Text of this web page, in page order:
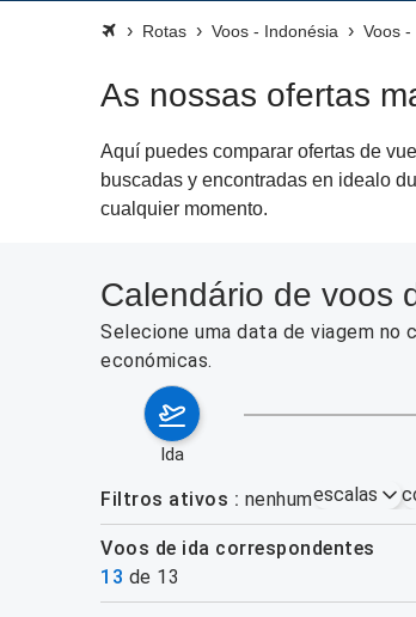
Rotas Voos - Indonésia Voos
As nossas ofertas
Aquí puedes comparar ofertas de
buscadas y encontradas en idealo
cualquier momento.
Calendário de voos
Selecione uma data de viagem no
económicas.
ida
Filtros ativos nenhumescalas
Voos de ida correspondentes
13 de 13